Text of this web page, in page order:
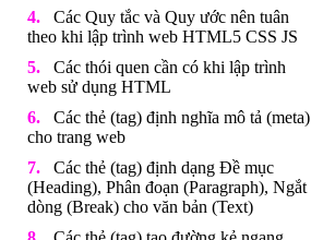
Các Quy tắc và Quy ước nên tuân
theo khi lập trình web HTML5 CSS JS
Các thói quen cần có khi lập trình
web sử dụng HTML
Các thẻ (tag) định nghĩa mô tả (meta)
cho trang web
Các thẻ (tag) định dạng Đề mục
(Heading), Phân đoạn (Paragraph), Ngắt
dòng (Break) cho văn bản (Text)